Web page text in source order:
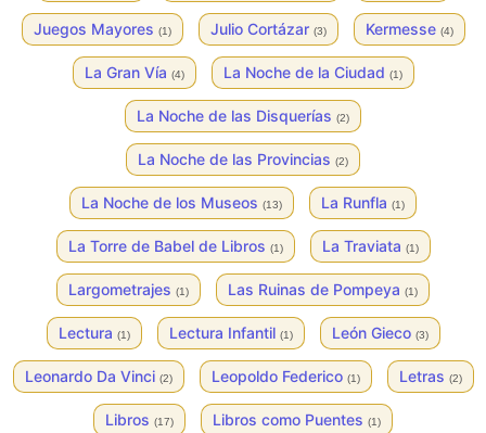
Juegos Mayores (1) Julio Cortázar (3) Kermesse (4)
La Gran Vía (4) La Noche de la Ciudad (1)
La Noche de las Disquerías (2)
La Noche de las Provincias (2)
La Noche de los Museos (13) La Runfla (1)
La Torre de Babel de Libros (1) La Traviata (1)
Largometrajes (1) Las Ruinas de Pompeya (1)
Lectura (1) Lectura Infantil (1) León Gieco (3)
Leonardo Da Vinci (2) Leopoldo Federico (1) Letras (2)
Libros (17) Libros como Puentes (1)